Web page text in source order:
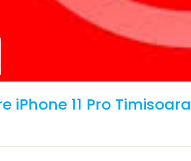
iPhone 11 Pro Timisoara